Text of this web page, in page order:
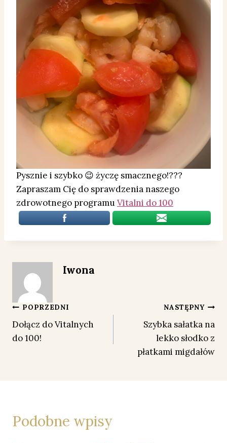
Pysznie i szybko 😉 życzę smacznego!???
Zapraszam Cię do sprawdzenia naszego
zdrowotnego programuVitalni do 100
Iwona
Nawigacja
wpisu
POPRZEDNI
Dołącz do Vitalnych
do 100!
NASTĘPNY
Szybka sałatka na
lekko słodko z
płatkami migdałów
Podobne wpisy